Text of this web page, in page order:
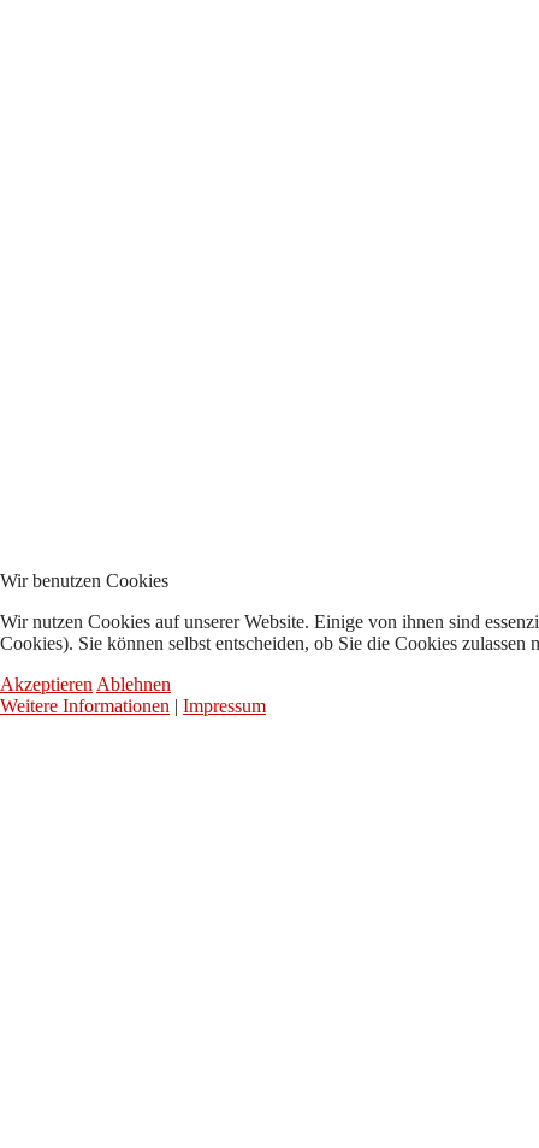
Wir benutzen Cookies
Wir nutzen Cookies auf unserer Website. Einige von ihnen sind
Cookies). Sie können selbst entscheiden, ob Sie die Cookies
Akzeptieren Ablehnen
Weitere Informationen | Impressum